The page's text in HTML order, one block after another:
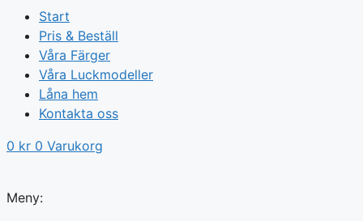
Start
Pris & Beställ
Våra Färger
Våra Luckmodeller
Låna hem
Kontakta oss
0 kr 0 Varukorg
Meny: